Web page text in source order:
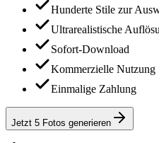
Hunderte Stile zur
Ultrarealistische
Sofort-Download
Kommerzielle Nutzung
Einmalige Zahlung
Jetzt 5 Fotos generieren